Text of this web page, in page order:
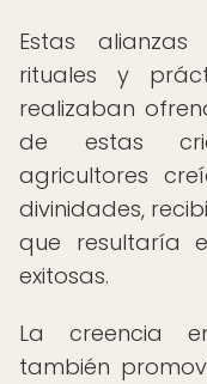
Estas
rituales y
realizaban
de estas
agricultores
divinidades,
que resultaría
exitosas.
La creencia
también